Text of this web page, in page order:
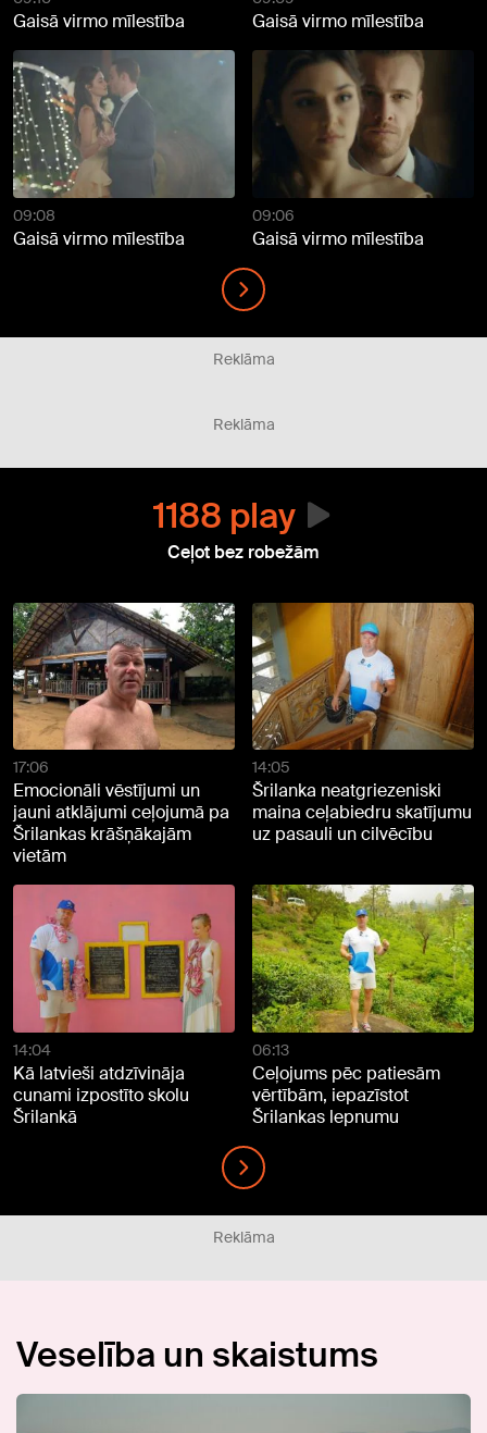
Gaisā virmo mīlestība Gaisā virmo mīlestība
09:08
Gaisā virmo mīlestība
09:06
Gaisā virmo mīlestība
Reklāma
Reklāma
1188 play
Ceļot bez robežām
17:06
Emocionāli vēstījumi un
jauni atklājumi ceļojumā pa
Šrilankas krāšņākajām
vietām
14:05
Šrilanka neatgriezeniski
maina ceļabiedru skatījumu
uz pasauli un cilvēcību
14:04
Kā latvieši atdzīvināja
cunami izpostīto skolu
Šrilankā
06:13
Ceļojums pēc patiesām
vērtībām, iepazīstot
Šrilankas lepnumu
Reklāma
Veselība un skaistums